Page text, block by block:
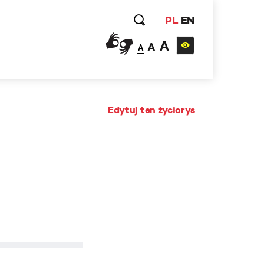
PL EN
A A A
Edytuj ten życiorys